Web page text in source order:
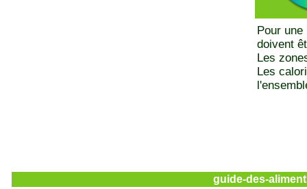
Pour
doivent
Les
Les
guide-des-